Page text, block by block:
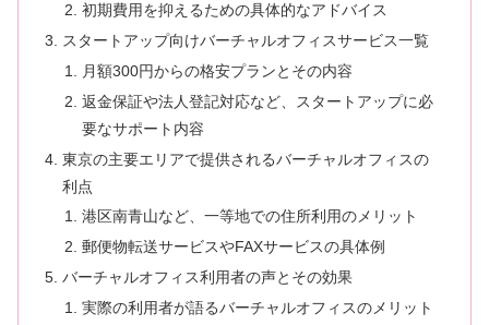
初期費用を抑えるための具体的なアドバイス
スタートアップ向けバーチャルオフィスサービス一覧
月額300円からの格安プランとその内容
返金保証や法人登記対応など、スタートアップに必
要なサポート内容
東京の主要エリアで提供されるバーチャルオフィスの
利点
港区南青山など、一等地での住所利用のメリット
郵便物転送サービスやFAXサービスの具体例
バーチャルオフィス利用者の声とその効果
実際の利用者が語るバーチャルオフィスのメリット